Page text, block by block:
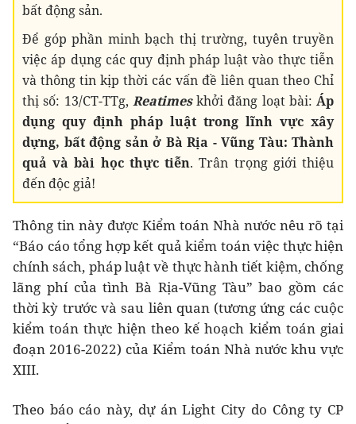
bất động sản.
Để góp phần minh bạch thị trường, tuyên truyền
việc áp dụng các quy định pháp luật vào thực tiễn
và thông tin kịp thời các vấn đề liên quan theo Chỉ
thị số: 13/CT-TTg, Reatimeskhởi đăng loạt bài: Áp
dụng quy định pháp luật trong lĩnh vực xây
dựng, bất động sản ở Bà Rịa - Vũng Tàu: Thành
quả và bài học thực tiễn. Trân trọng giới thiệu
đến độc giả!
Thông tin này được Kiểm toán Nhà nước nêu rõ tại
“Báo cáo tổng hợp kết quả kiểm toán việc thực hiện
chính sách, pháp luật về thực hành tiết kiệm, chống
lãng phí của tình Bà Rịa-Vũng Tàu” bao gồm các
thời kỳ trước và sau liên quan (tương ứng các cuộc
kiểm toán thực hiện theo kế hoạch kiểm toán giai
đoạn 2016-2022) của Kiểm toán Nhà nước khu vực
XIII.
Theo báo cáo này, dự án Light City do Công ty CP